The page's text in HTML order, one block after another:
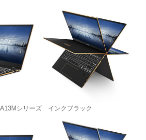
シリーズ インクブラック